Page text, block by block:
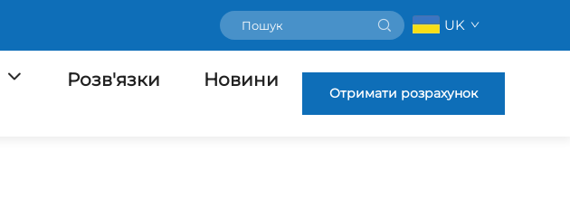
UK
Розв'язки
Новини
Отримати розрахунок